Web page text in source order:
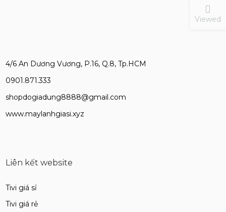
4/6 An Dương Vương, P.16, Q.8, Tp.HCM
0901.871.333
shopdogiadung8888@gmail.com
www.maylanhgiasi.xyz
Liên kết website
Tivi giá sỉ
Tivi giá rẻ
Viewed